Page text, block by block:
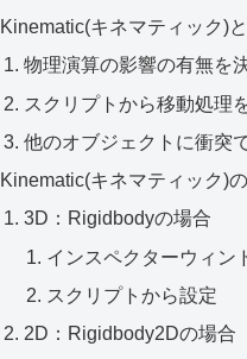
Kinematic(キネマティック)
物理演算の影響の有無を
スクリプトから移動処理
他のオブジェクトに衝突
Kinematic(キネマティック)
3D：Rigidbodyの場合
インスペクターウィン
スクリプトから設定
2D：Rigidbody2Dの場合